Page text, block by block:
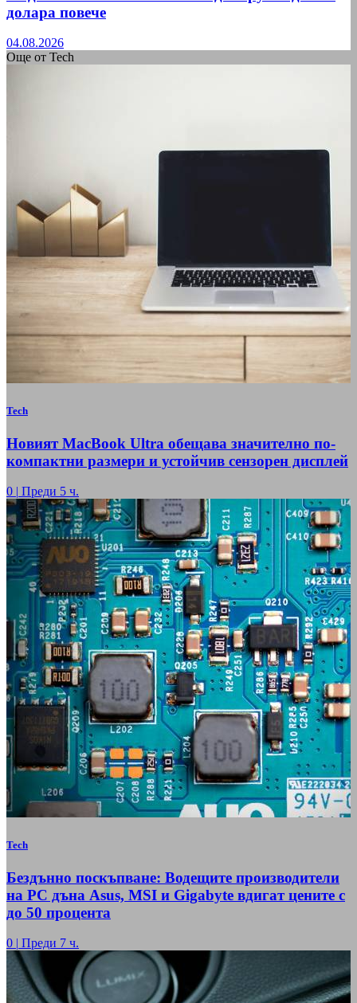
долара повече
04.08.2026
Още от Tech
Tech
Новият MacBook Ultra обещава значително по-
компактни размери и устойчив сензорен дисплей
0 | Преди 5 ч.
Tech
Бездънно поскъпване: Водещите производители
на РС дъна Asus, MSI и Gigabyte вдигат цените с
до 50 процента
0 Преди 7 ч.